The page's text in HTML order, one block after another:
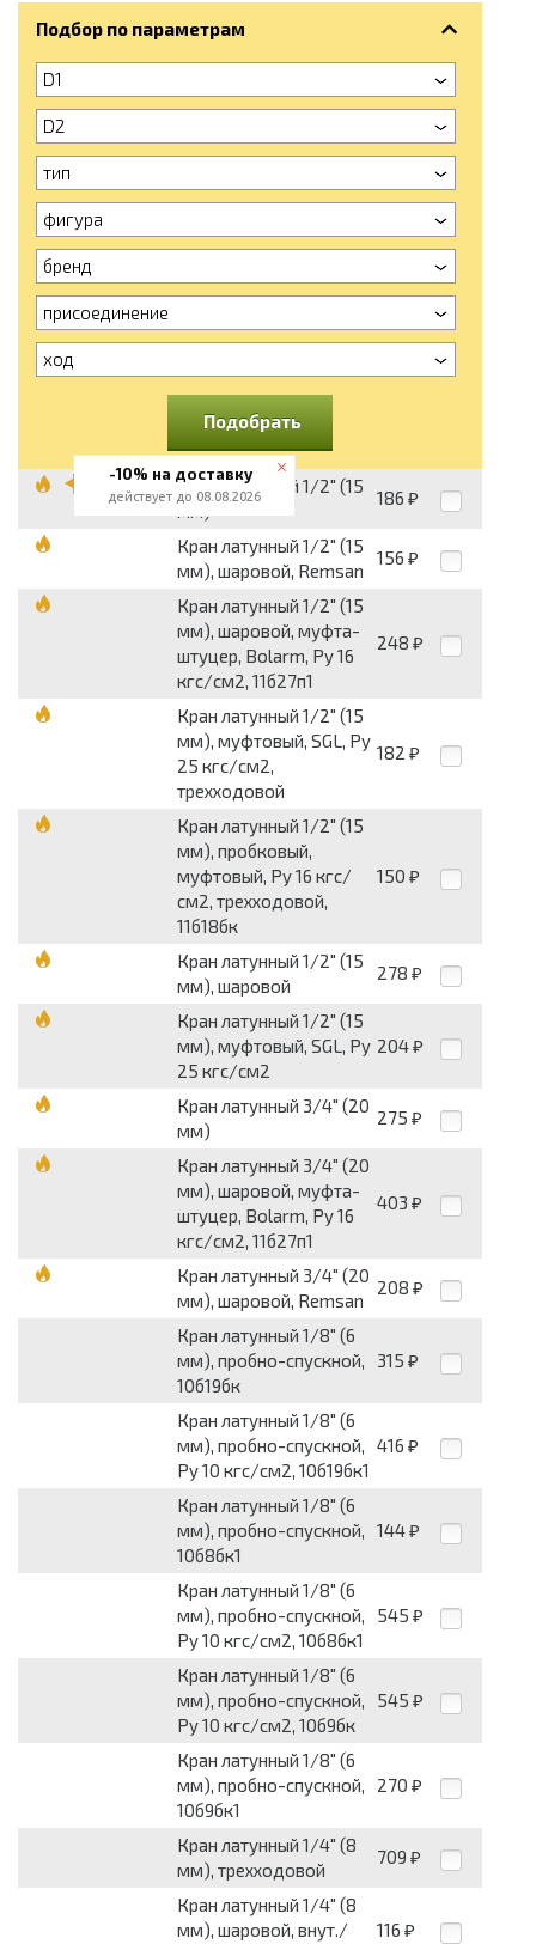
Подбор по параметрам
D1
D2
тип
фигура
бренд
присоединение
ход
Подобрать
Кран латунный 1/2" (15
мм)
186 ₽
Кран латунный 1/2" (15
мм), шаровой, Remsan
156 ₽
Кран латунный 1/2" (15
мм), шаровой, муфта-
штуцер, Bolarm, Py 16
кгс/см2, 11б27п1
248 ₽
Кран латунный 1/2" (15
мм), муфтовый, SGL, Py
25 кгс/см2,
трехходовой
182 ₽
Кран латунный 1/2" (15
мм), пробковый,
муфтовый, Py 16 кгс/
см2, трехходовой,
11б18бк
150 ₽
Кран латунный 1/2" (15
мм), шаровой
278 ₽
Кран латунный 1/2" (15
мм), муфтовый, SGL, Py
25 кгс/см2
204 ₽
Кран латунный 3/4" (20
мм)
275 ₽
Кран латунный 3/4" (20
мм), шаровой, муфта-
штуцер, Bolarm, Py 16
кгс/см2, 11б27п1
403 ₽
Кран латунный 3/4" (20
мм), шаровой, Remsan
208 ₽
Кран латунный 1/8" (6
мм), пробно-спускной,
10б19бк
315 ₽
Кран латунный 1/8" (6
мм), пробно-спускной,
Py 10 кгс/см2, 10б19бк1
416 ₽
Кран латунный 1/8" (6
мм), пробно-спускной,
10б8бк1
144 ₽
Кран латунный 1/8" (6
мм), пробно-спускной,
Py 10 кгс/см2, 10б8бк1
545 ₽
Кран латунный 1/8" (6
мм), пробно-спускной,
Py 10 кгс/см2, 10б9бк
545 ₽
Кран латунный 1/8" (6
мм), пробно-спускной,
10б9бк1
270 ₽
Кран латунный 1/4" (8
мм), трехходовой
709 ₽
Кран латунный 1/4" (8
мм), шаровой, внут./
116 ₽
-10% на доставку
действует до 08.08.2026